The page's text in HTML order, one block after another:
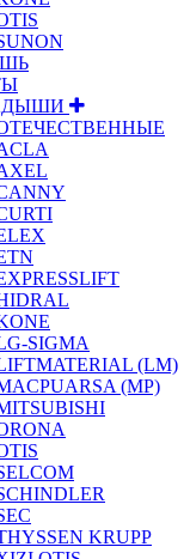
SIGMA
(LM)
(MP)
KRUPP